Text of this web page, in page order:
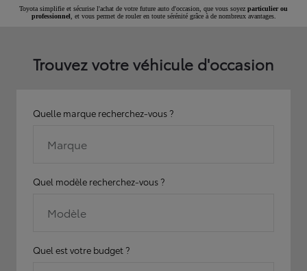
Toyota simplifie et sécurise l'achat de votre future auto d'occasion, que vous soyez particulier ou
professionnel , et vous permet de rouler en toute sérénité grâce à de nombreux avantages.
Trouvez votre véhicule d'occasion
Quelle marque recherchez-vous ?
Marque
Quel modèle recherchez-vous ?
Modèle
Quel est votre budget ?